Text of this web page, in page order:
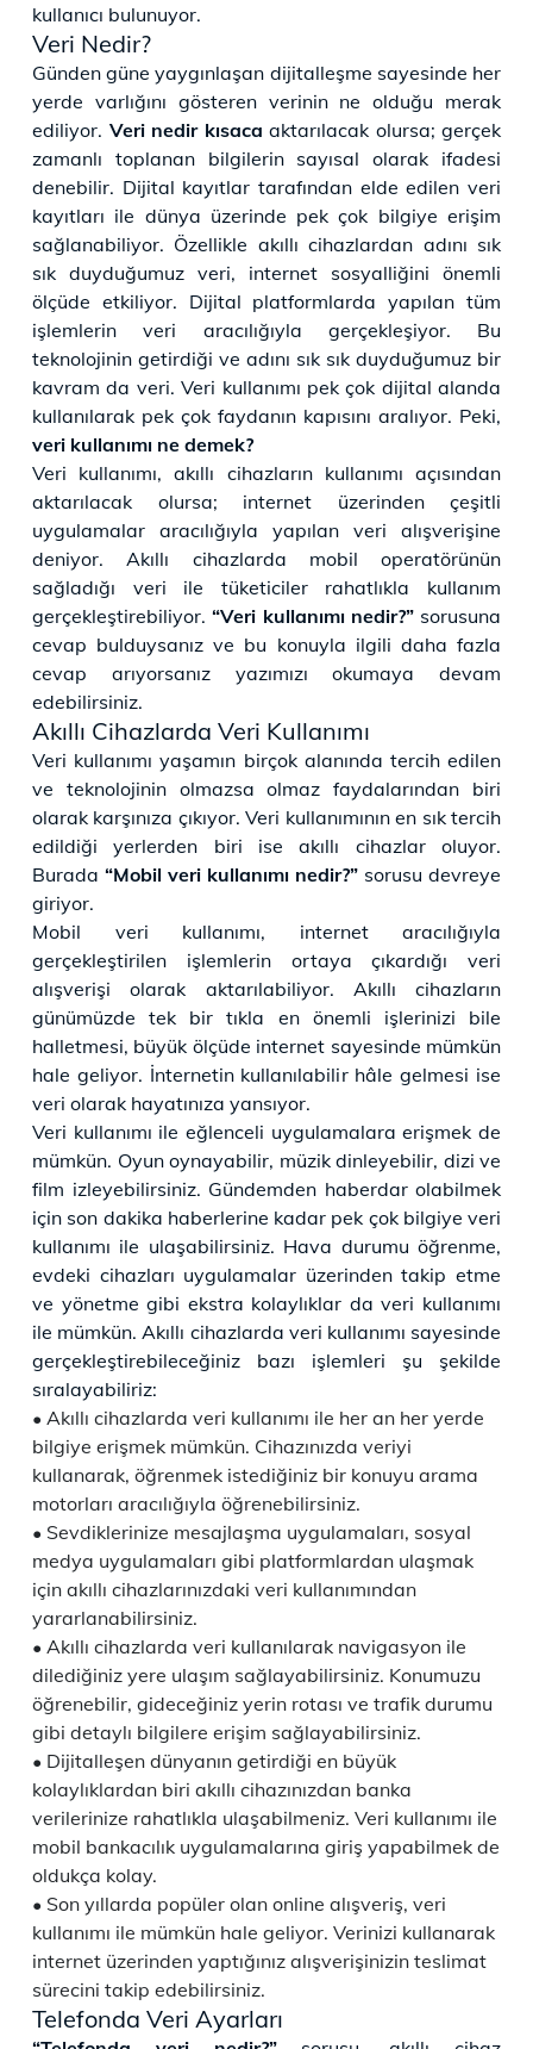
kullanıcı bulunuyor.
Veri Nedir?
Günden güne yaygınlaşan dijitalleşme sayesinde her
yerde varlığını gösteren verinin ne olduğu merak
ediliyor. Veri nedir kısaca aktarılacak olursa; gerçek
zamanlı toplanan bilgilerin sayısal olarak ifadesi
denebilir. Dijital kayıtlar tarafından elde edilen veri
kayıtları ile dünya üzerinde pek çok bilgiye erişim
sağlanabiliyor. Özellikle akıllı cihazlardan adını sık
sık duyduğumuz veri, internet sosyalliğini önemli
ölçüde etkiliyor. Dijital platformlarda yapılan tüm
işlemlerin veri aracılığıyla gerçekleşiyor. Bu
teknolojinin getirdiği ve adını sık sık duyduğumuz bir
kavram da veri. Veri kullanımı pek çok dijital alanda
kullanılarak pek çok faydanın kapısını aralıyor. Peki,
veri kullanımı ne demek?
Veri kullanımı, akıllı cihazların kullanımı açısından
aktarılacak olursa; internet üzerinden çeşitli
uygulamalar aracılığıyla yapılan veri alışverişine
deniyor. Akıllı cihazlarda mobil operatörünün
sağladığı veri ile tüketiciler rahatlıkla kullanım
gerçekleştirebiliyor.“Veri kullanımı nedir?” sorusuna
cevap bulduysanız ve bu konuyla ilgili daha fazla
cevap arıyorsanız yazımızı okumaya devam
edebilirsiniz.
Akıllı Cihazlarda Veri Kullanımı
Veri kullanımı yaşamın birçok alanında tercih edilen
ve teknolojinin olmazsa olmaz faydalarından biri
olarak karşınıza çıkıyor. Veri kullanımının en sık tercih
edildiği yerlerden biri ise akıllı cihazlar oluyor.
Burada “Mobil veri kullanımı nedir?” sorusu devreye
giriyor.
Mobil veri kullanımı, internet aracılığıyla
gerçekleştirilen işlemlerin ortaya çıkardığı veri
alışverişi olarak aktarılabiliyor. Akıllı cihazların
günümüzde tek bir tıkla en önemli işlerinizi bile
halletmesi, büyük ölçüde internet sayesinde mümkün
hale geliyor. İnternetin kullanılabilir hâle gelmesi ise
veri olarak hayatınıza yansıyor.
Veri kullanımı ile eğlenceli uygulamalara erişmek de
mümkün. Oyun oynayabilir, müzik dinleyebilir, dizi ve
film izleyebilirsiniz. Gündemden haberdar olabilmek
için son dakika haberlerine kadar pek çok bilgiye veri
kullanımı ile ulaşabilirsiniz. Hava durumu öğrenme,
evdeki cihazları uygulamalar üzerinden takip etme
ve yönetme gibi ekstra kolaylıklar da veri kullanımı
ile mümkün. Akıllı cihazlarda veri kullanımı sayesinde
gerçekleştirebileceğiniz bazı işlemleri şu şekilde
sıralayabiliriz:
Akıllı cihazlarda veri kullanımı ile her an her yerde
bilgiye erişmek mümkün. Cihazınızda veriyi
kullanarak, öğrenmek istediğiniz bir konuyu arama
motorları aracılığıyla öğrenebilirsiniz.
Sevdiklerinize mesajlaşma uygulamaları, sosyal
medya uygulamaları gibi platformlardan ulaşmak
için akıllı cihazlarınızdaki veri kullanımından
yararlanabilirsiniz.
Akıllı cihazlarda veri kullanılarak navigasyon ile
dilediğiniz yere ulaşım sağlayabilirsiniz. Konumuzu
öğrenebilir, gideceğiniz yerin rotası ve trafik durumu
gibi detaylı bilgilere erişim sağlayabilirsiniz.
Dijitalleşen dünyanın getirdiği en büyük
kolaylıklardan biri akıllı cihazınızdan banka
verilerinize rahatlıkla ulaşabilmeniz. Veri kullanımı ile
mobil bankacılık uygulamalarına giriş yapabilmek de
oldukça kolay.
Son yıllarda popüler olan online alışveriş, veri
kullanımı ile mümkün hale geliyor. Verinizi kullanarak
internet üzerinden yaptığınız alışverişinizin teslimat
sürecini takip edebilirsiniz.
Telefonda Veri Ayarları